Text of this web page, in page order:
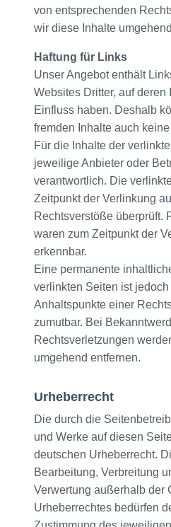
von entsprechenden
wir diese Inhalte
Haftung für Links
Unser Angebot enthält
Websites Dritter, auf deren
Einfluss haben. Deshalb
fremden Inhalte auch
Für die Inhalte der
jeweilige Anbieter oder
verantwortlich. Die
Zeitpunkt der Verlinkung
Rechtsverstöße überprüft.
waren zum Zeitpunkt der
erkennbar.
Eine permanente
verlinkten Seiten ist
Anhaltspunkte einer
zumutbar. Bei
Rechtsverletzungen
umgehend entfernen.
Urheberrecht
Die durch die
und Werke auf diesen
deutschen Urheberrecht.
Bearbeitung, Verbreitung
Verwertung außerhalb der
Urheberrechtes bedürfen